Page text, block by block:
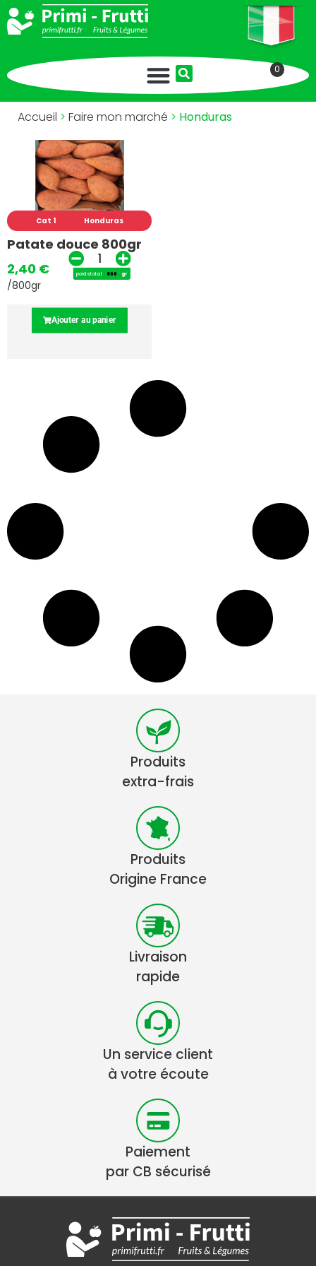
0
Accueil > Faire mon marché > Honduras
Cat 1 Honduras
Patate douce 800gr
2,40 €
/800gr
poids total gr
Ajouter au panier
Produits
extra-frais
Produits
Origine France
Livraison
rapide
Un service client
à votre écoute
Paiement
par CB sécurisé